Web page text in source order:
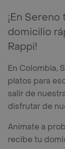
¡En
domicilio
Rappi!
En Colombia,
platos para
salir de
disfrutar de
Anímate a
recibe tu